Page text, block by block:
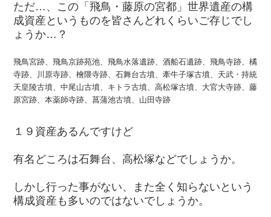
ただ…、この「飛鳥・藤原の宮都」世界遺産の構
成資産というものを皆さんどれくらいご存じでし
ょうか…？
飛鳥宮跡、飛鳥京跡苑池、飛鳥水落遺跡、酒船石遺跡、飛鳥寺跡、橘
寺跡、川原寺跡、檜隈寺跡、石舞台古墳、牽牛子塚古墳、天武・持統
天皇陵古墳、中尾山古墳、キトラ古墳、高松塚古墳、大官大寺跡、藤
原宮跡、本薬師寺跡、菖蒲池古墳、山田寺跡
１９資産あるんですけど
有名どころは石舞台、高松塚などでしょうか。
しかし行った事がない、また全く知らないという
構成資産も多いのではないでしょうか。